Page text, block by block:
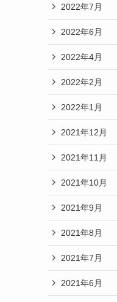
2022年7月
2022年6月
2022年4月
2022年2月
2022年1月
2021年12月
2021年11月
2021年10月
2021年9月
2021年8月
2021年7月
2021年6月